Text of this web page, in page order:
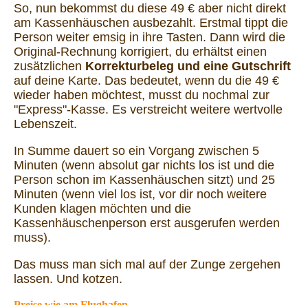
So, nun bekommst du diese 49 € aber nicht direkt
am Kassenhäuschen ausbezahlt. Erstmal tippt die
Person weiter emsig in ihre Tasten. Dann wird die
Original-Rechnung korrigiert, du erhältst einen
zusätzlichen Korrekturbeleg und eine Gutschrift
auf deine Karte. Das bedeutet, wenn du die 49 €
wieder haben möchtest, musst du nochmal zur
"Express"-Kasse. Es verstreicht weitere wertvolle
Lebenszeit.
In Summe dauert so ein Vorgang zwischen 5
Minuten (wenn absolut gar nichts los ist und die
Person schon im Kassenhäuschen sitzt) und 25
Minuten (wenn viel los ist, vor dir noch weitere
Kunden klagen möchten und die
Kassenhäuschenperson erst ausgerufen werden
muss).
Das muss man sich mal auf der Zunge zergehen
lassen. Und kotzen.